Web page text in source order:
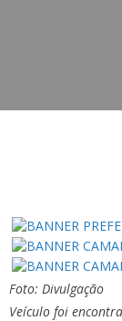
Foto: Divulgação
Veículo foi